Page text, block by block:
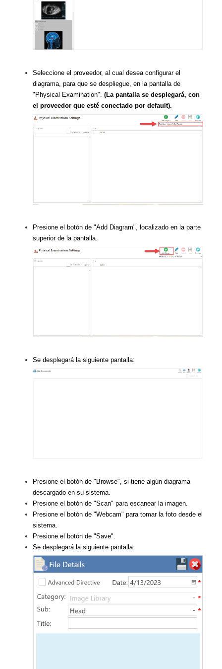
Seleccione el proveedor, al cual desea configurar el
diagrama, para que se despliegue, en la pantalla de
"Physical Examination". (La pantalla se desplegará, con
el proveedor que esté conectado por default).
Presione el botón de "Add Diagram", localizado en la parte
superior de la pantalla.
Se desplegará la siguiente pantalla:
Presione el botón de "Browse", si tiene algún diagrama
descargado en su sistema.
Presione el botón de "Scan" para escanear la imagen.
Presione el botón de "Webcam" para tomar la foto desde el
sistema.
Presione el botón de "Save".
Se desplegará la siguiente pantalla: